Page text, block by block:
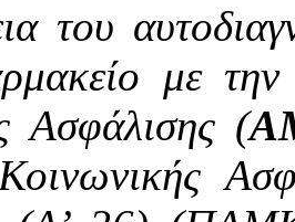
του
με
Ασφάλισης (